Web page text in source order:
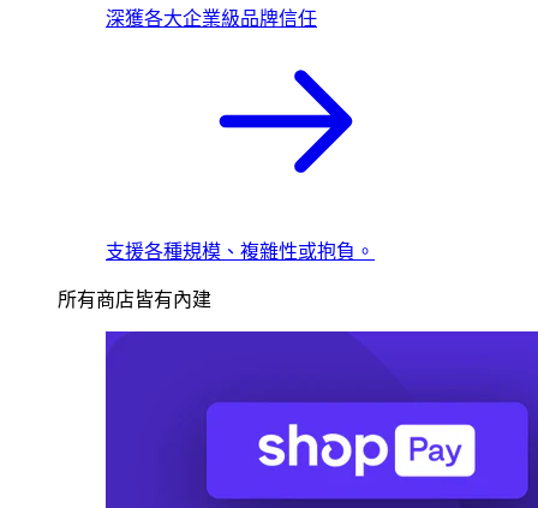
深獲各大企業級品牌信任
支援各種規模、複雜性或抱負。
所有商店皆有內建